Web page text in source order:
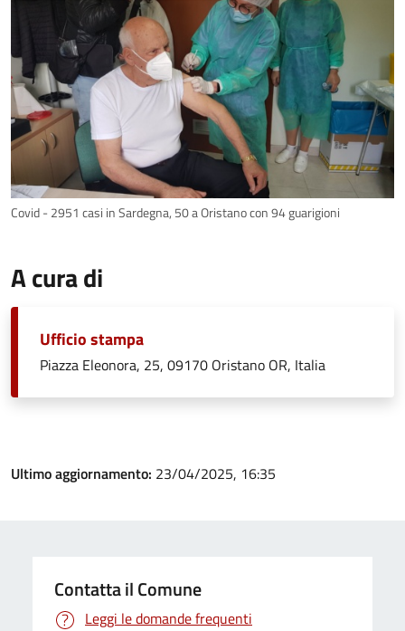
Covid - 2951 casi in Sardegna, 50 a Oristano con 94 guarigioni
A cura di
Ufficio stampa
Piazza Eleonora, 25, 09170 Oristano OR, Italia
Ultimo aggiornamento: 23/04/2025, 16:35
Contatta il Comune
Leggi le domande frequenti